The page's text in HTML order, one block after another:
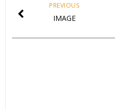
PREVIOUS
IMAGE